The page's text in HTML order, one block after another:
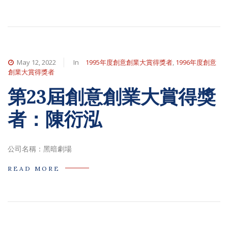
May 12, 2022 In 1995年度創意創業大賞得獎者, 1996年度創意
創業大賞得獎者
第23屆創意創業大賞得獎
者：陳衍泓
公司名稱：黑暗劇場
READ MORE